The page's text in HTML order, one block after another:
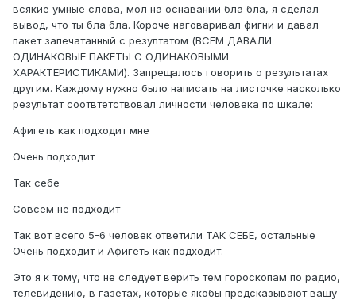
всякие умные слова, мол на оснавании бла бла, я сделал
вывод, что ты бла бла. Короче наговаривал фигни и давал
пакет запечатанный с резултатом (ВСЕМ ДАВАЛИ
ОДИНАКОВЫЕ ПАКЕТЫ С ОДИНАКОВЫМИ
ХАРАКТЕРИСТИКАМИ). Запрещалось говорить о результатах
другим. Каждому нужно было написать на листочке насколько
результат соотвтетствовал личности человека по шкале:
Афигеть как подходит мне
Очень подходит
Так себе
Совсем не подходит
Так вот всего 5-6 человек ответили ТАК СЕБЕ, остальные
Очень подходит и Афигеть как подходит.
Это я к тому, что не следует верить тем гороскопам по радио,
телевидению, в газетах, которые якобы предсказывают вашу